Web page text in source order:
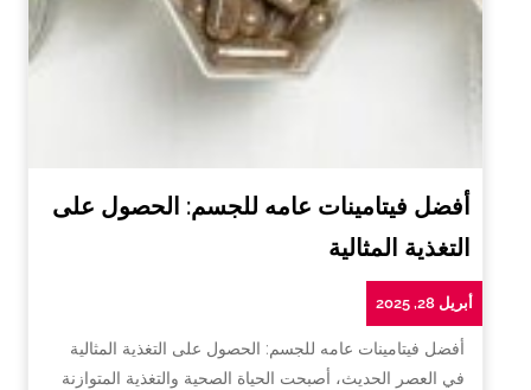
أفضل فيتامينات عامه للجسم: الحصول على
التغذية المثالية
أبريل 28, 2025
أفضل فيتامينات عامه للجسم: الحصول على التغذية المثالية
في العصر الحديث، أصبحت الحياة الصحية والتغذية المتوازنة